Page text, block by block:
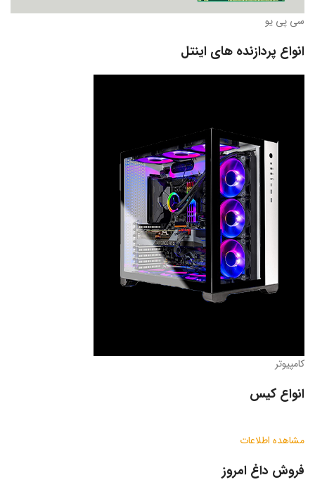
سی پی یو
انواع پردازنده های اینتل
کامپیوتر
انواع کیس
مشاهده اطلاعات
فروش داغ امروز